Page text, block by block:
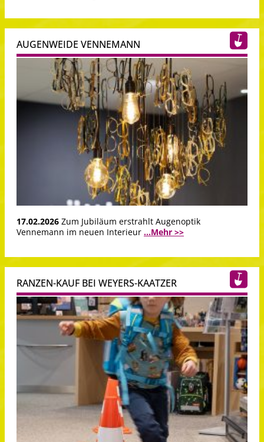
AUGENWEIDE VENNEMANN
17.02.2026 Zum Jubiläum erstrahlt Augenoptik
Vennemann im neuen Interieur ...Mehr >>
RANZEN-KAUF BEI WEYERS-KAATZER